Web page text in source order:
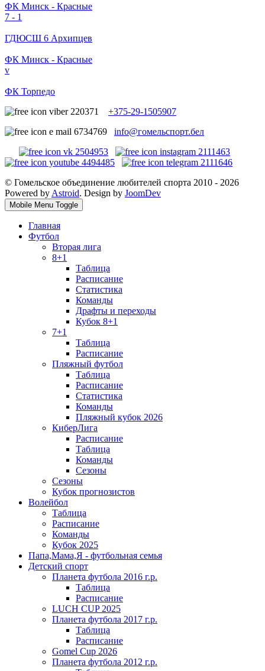
ФК Минск - Красные
7 - 1
ГДЮСШ 6 Архипцев
ФК Минск - Красные
v
ФК Торпедо
+375-29-1505907
info@гомельспорт.бел
© Гомельское объединение любителей спорта 2010 - 2026
Powered by Astroid. Design by JoomDev
Mobile Menu Toggle
Главная
Футбол
Вторая лига
8+1
Таблица
Расписание
Статистика
Команды
Драфты и переходы
Кубок 8+1
7+1
Таблица
Расписание
Пляжный футбол
Таблица
Расписание
Статистика
Команды
Пляжный кубок 2026
КиберЛига
Расписание
Таблица
Команды
Сезоны
Сезоны
Кубок прогнозистов
Волейбол
Таблица
Расписание
Команды
Кубок 2025
Папа,Мама,Я - футбольная семья
Детский спорт
Планета футбола 2016 г.р.
Таблица
Расписание
LUCH CUP 2025
Планета футбола 2017 г.р.
Таблица
Расписание
Gomel Cup 2026
Планета футбола 2012 г.р.